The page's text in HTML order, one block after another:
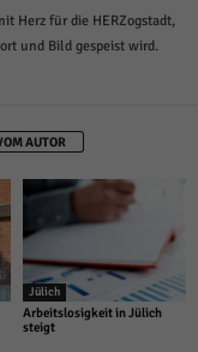
Herz für die HERZogstadt,
und Bild gespeist wird.
AUTOR
Jülich
Arbeitslosigkeit in Jülich
steigt